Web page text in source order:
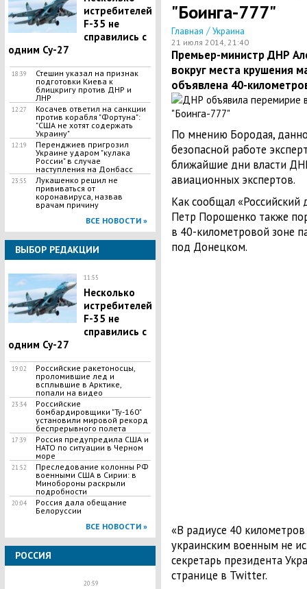
истребителей
F-35 не
справились с
одним Су-27
18:39
Стешин указал на признак
подготовки Киева к
блицкригу против ДНР и
ЛНР
12:27
​Косачев ответил на санкции
против корабля "Фортуна":
"США не хотят содержать
Украину"
12:19
Перенджиев пригрозил
Украине ударом "кулака
России" в случае
наступления на Донбасс
23:55
Лукашенко решил не
прививаться от
коронавируса, назвав
врачам причину
ВСЕ НОВОСТИ »
ВЫБОР РЕДАКЦИИ
11:55
Несколько
истребителей
F-35 не
справились с
одним Су-27
19:02
Российские ракетоносцы,
проломившие лед и
всплывшие в Арктике,
попали на видео
23:34
Российские
бомбардировщики "Ту-160"
установили мировой рекорд
беспрерывного полета
17:39
Россия предупредила США и
НАТО по ситуации в Черном
море
21:52
Преследование колонны РФ
военными США в Сирии: в
Минобороны раскрыли
подробности
20:04
Россия дала обещание
Белоруссии
ВСЕ НОВОСТИ »
РОССИЯ
20:59
"Боинга-777"
Главная / Украина
21 июля 2014, 21:40
Премьер-министр ДНР
вокруг места крушения
объявлена 40-
По мнению Бородая,
безопасной работе
ближайшие дни власти
авиационных экспертов.
Как сообщал «Российский
Петр Порошенко также
в 40-километровой зоне
под Донецком.
«В радиусе 40
украинским военным не
секретарь президента
странице в Twitter.